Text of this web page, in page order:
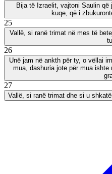
Bija të Izraelit, vajtoni Saulin
kuqe, që i
25
Vallë, si ranë trimat në mes të
26
Unë jam në ankth për ty, o vëllai
mua, dashuria jote për mua
27
Vallë, si ranë trimat dhe si u